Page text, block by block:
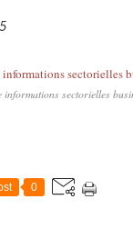
informations sectorielles
0